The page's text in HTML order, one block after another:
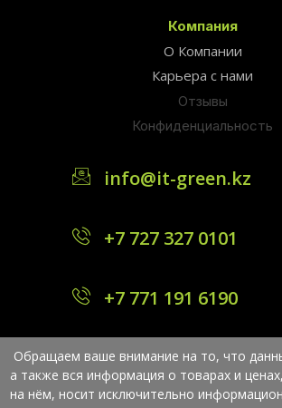
Компания
О Компании
Карьера с нами
Отзывы
Конфиденциальность
info@it-green.kz
+7 727 327 0101
+7 771 191 6190
Обращаем ваше внимание на то, что
а также вся информация о товарах и
на нём, носит исключительно